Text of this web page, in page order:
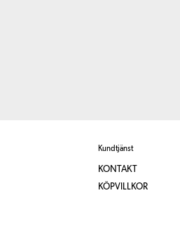
Kundtjänst
KONTAKT
KÖPVILLKOR